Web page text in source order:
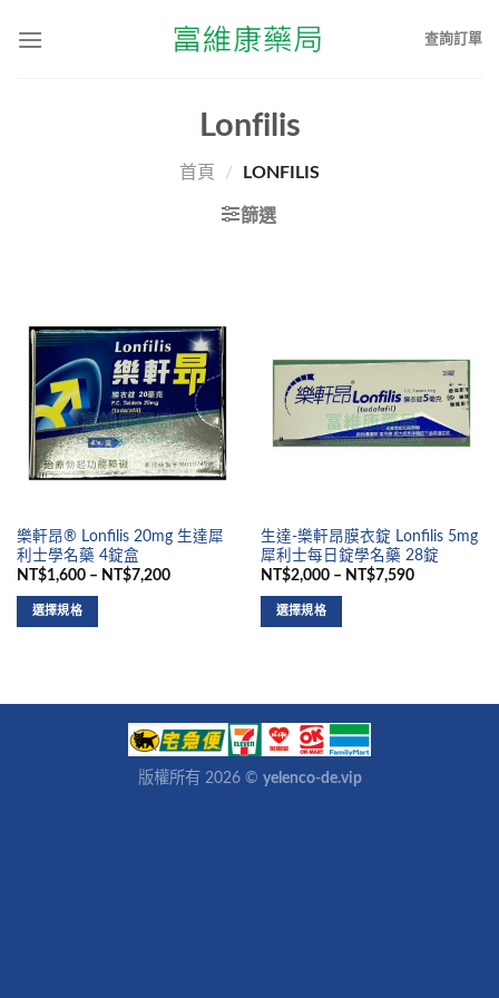
查詢訂單
Lonfilis
首頁 / LONFILIS
篩選
樂軒昂® Lonfilis 20mg 生達犀
利士學名藥 4錠盒
NT$1,600 – NT$7,200
選擇規格
生達-樂軒昂膜衣錠 Lonfilis 5mg
犀利士每日錠學名藥 28錠
NT$2,000 – NT$7,590
選擇規格
版權所有 2026 © yelenco-de.vip